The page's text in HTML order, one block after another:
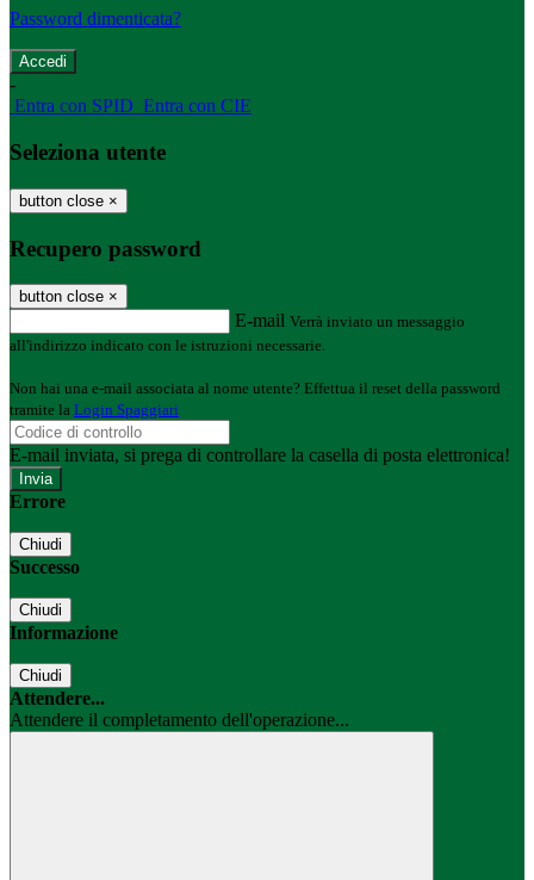
Password dimenticata?
-
Entra con SPID Entra con CIE
Seleziona utente
button close ×
Recupero password
button close ×
E-mail Verrà inviato un messaggio
all'indirizzo indicato con le istruzioni necessarie.
Non hai una e-mail associata al nome utente? Effettua il reset della password
tramite la Login Spaggiari
E-mail inviata, si prega di controllare la casella di posta elettronica!
Errore
Chiudi
Successo
Chiudi
Informazione
Chiudi
Attendere...
Attendere il completamento dell'operazione...